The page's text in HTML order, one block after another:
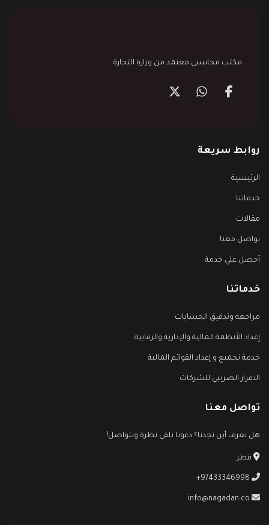
مكتب محاسبي معتمد من وزارة التجارة
روابط سريعة
الرئيسية
خدماتنا
مقالات
تواصل معنا
أحصل علي خدمة
خدماتنا
مراجعه وتدقيق الحسابات
إعداد الأنظمة المالية والإدارية والرقابية
خدمة تجميع و إعداد القوائم المالية
الاقرار الضريبي للشركات
تواصل معنا
هل تعرف أين تجدنا؟ دعونا نلقي نظرة ونتواصل!
قطر
+97433346998